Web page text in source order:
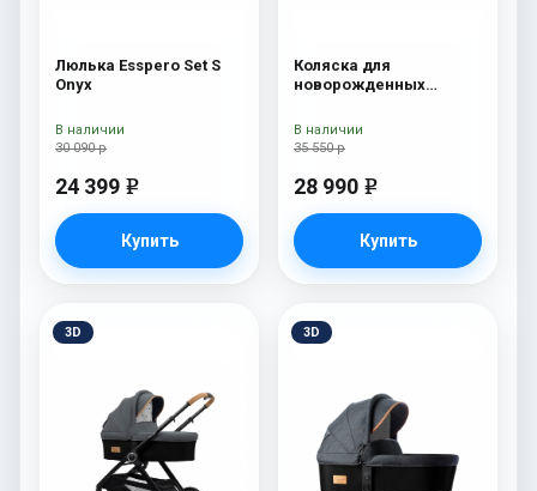
Люлька Esspero Set S
Onyx
30 090 р
24 399 e
Купить
В наличии
Коляска для
новорожденных
35 550 р
28 990 e
Купить
В наличии
3D 3D